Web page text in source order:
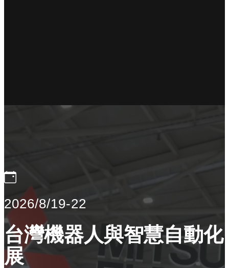
2026/8/19-22
台灣機器人與智慧自動化
展